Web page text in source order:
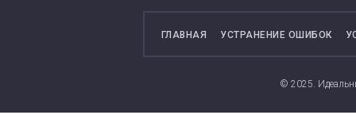
ГЛАВНАЯ УСТРАНЕНИЕ ОШИБОК
© 2025.